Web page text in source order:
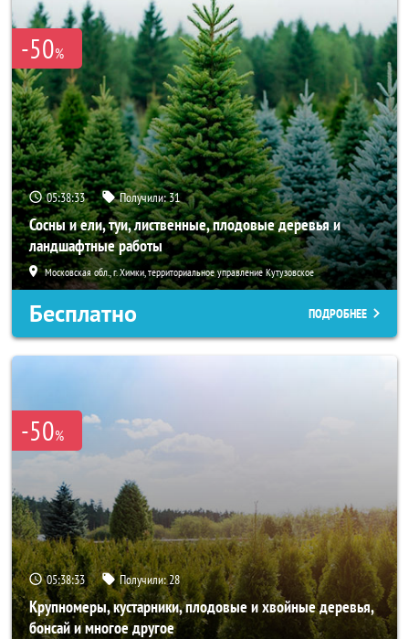
-50%
05:38:31 Получили:31
Сосны и ели, туи, лиственные, плодовые деревья и
ландшафтные работы
Московская обл., г. Химки, территориальное управление Кутузовское
Бесплатно ПОДРОБНЕЕ
-50%
05:38:31 Получили:28
Крупномеры, кустарники, плодовые и хвойные деревья,
бонсай и многое другое